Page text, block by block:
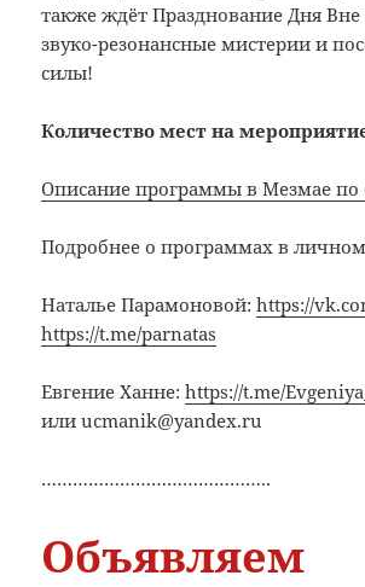
также ждёт Празднование Дня
звуко-резонансные мистерии и
силы!
Количество мест на
Описание программы в Мезмае по
Подробнее о программах в
Наталье Парамоновой:https://
https://t.me/parnatas
Евгение Ханне:https://t.me/
или ucmanik@yandex.ru
……………………………………..
Объявляем